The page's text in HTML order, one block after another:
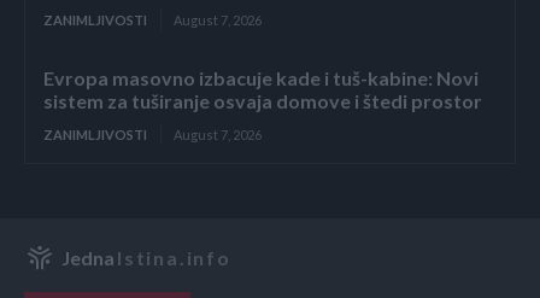
ZANIMLJIVOSTI August 7, 2026
Evropa masovno izbacuje kade i tuš-kabine: Novi
sistem za tuširanje osvaja domove i štedi prostor
ZANIMLJIVOSTI August 7, 2026
Jedna Istina.info